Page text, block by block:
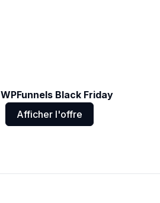
WPFunnels Black Friday
Afficher l'offre